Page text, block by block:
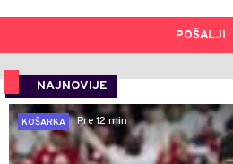
POŠALJI
NAJNOVIJE
KOŠARKA
Pre 12 min